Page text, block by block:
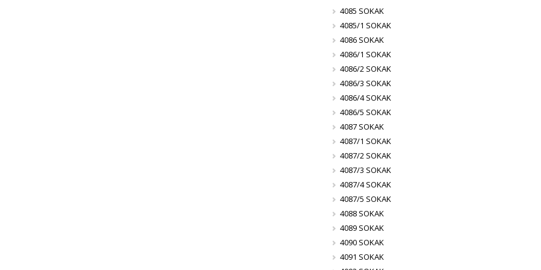
4085 SOKAK
4085/1 SOKAK
4086 SOKAK
4086/1 SOKAK
4086/2 SOKAK
4086/3 SOKAK
4086/4 SOKAK
4086/5 SOKAK
4087 SOKAK
4087/1 SOKAK
4087/2 SOKAK
4087/3 SOKAK
4087/4 SOKAK
4087/5 SOKAK
4088 SOKAK
4089 SOKAK
4090 SOKAK
4091 SOKAK